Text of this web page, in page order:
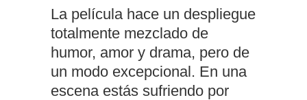
La película hace un despliegue
totalmente mezclado de
humor, amor y drama, pero de
un modo excepcional. En una
escena estás sufriendo por